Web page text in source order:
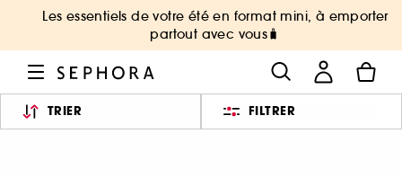
Les essentiels de votre été en format mini, à emporter
partout avec vous🧳
TRIER FILTRER